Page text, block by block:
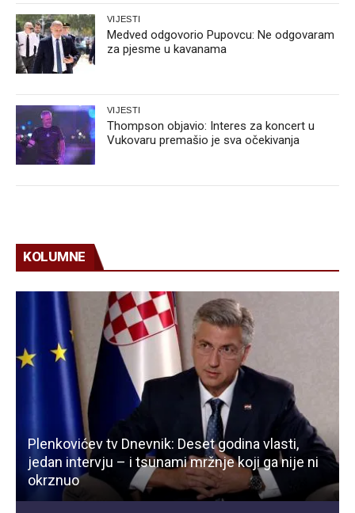
VIJESTI
Medved odgovorio Pupovcu: Ne odgovaram
za pjesme u kavanama
VIJESTI
Thompson objavio: Interes za koncert u
Vukovaru premašio je sva očekivanja
KOLUMNE
Plenkovićev tv Dnevnik: Deset godina vlasti,
jedan intervju – i tsunami mržnje koji ga nije ni
okrznuo